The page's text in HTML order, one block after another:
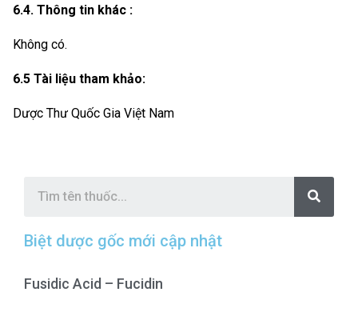
6.4. Thông tin khác :
Không có.
6.5 Tài liệu tham khảo:
Dược Thư Quốc Gia Việt Nam
S
a
r
Biệt dược gốc mới cập nhật
Fusidic Acid – Fucidin